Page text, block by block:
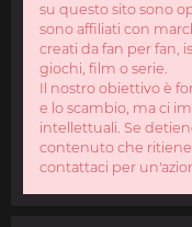
su questo sito sono
sono affiliati con
creati da fan per fan,
giochi, film o serie.
Il nostro obiettivo è
e lo scambio, ma ci
intellettuali. Se
contenuto che ritiene
contattaci per